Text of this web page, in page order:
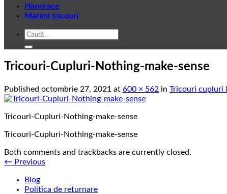
Hanorace
Marimi tricouri
Caută
Tricouri-Cupluri-Nothing-make-sense
Published octombrie 27, 2021 at 600 × 562 in Tricouri cupluri
Tricouri-Cupluri-Nothing-make-sense
Tricouri-Cupluri-Nothing-make-sense
Both comments and trackbacks are currently closed.
← Previous
Blog
Politica de returnare